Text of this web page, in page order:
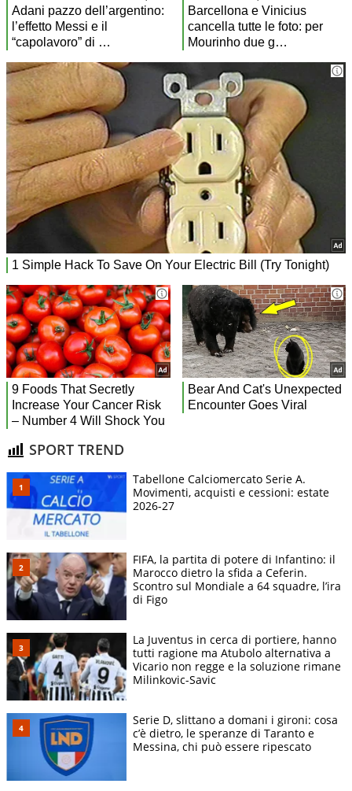
SPORT TREND
Tabellone Calciomercato Serie A.
Movimenti, acquisti e cessioni: estate
2026-27
FIFA, la partita di potere di Infantino: il
Marocco dietro la sfida a Ceferin.
Scontro sul Mondiale a 64 squadre, l’ira
di Figo
La Juventus in cerca di portiere, hanno
tutti ragione ma Atubolo alternativa a
Vicario non regge e la soluzione rimane
Milinkovic-Savic
Serie D, slittano a domani i gironi: cosa
c’è dietro, le speranze di Taranto e
Messina, chi può essere ripescato